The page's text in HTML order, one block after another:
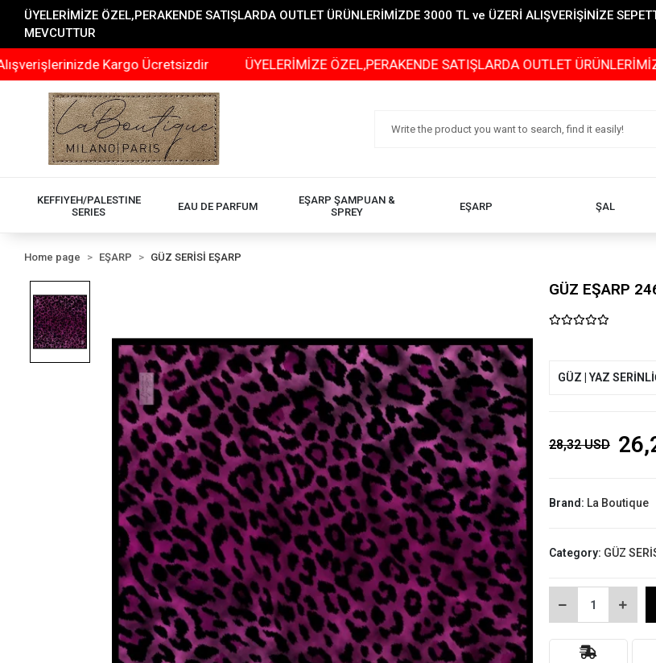
ÜYELERİMİZE ÖZEL,PERAKENDE SATIŞLARDA OUTLET ÜRÜNLERİMİZDE 3000 TL ve ÜZERİ ALIŞVERİŞİNİZE
MEVCUTTUR
Kargo Ücretsizdir ÜYELERİMİZE ÖZEL,PERAKENDE SATIŞLARDA OUTLET ÜRÜNLERİMİZDE
KEFFIYEH/PALESTINE
SERIES
EAU DE PARFUM
EŞARP ŞAMPUAN &
SPREY
EŞARP ŞAL
Home page EŞARP GÜZ SERİSİ EŞARP
GÜZ EŞARP
GÜZ | YAZ
28,32 USD
Brand: La Boutique
Category: GÜZ